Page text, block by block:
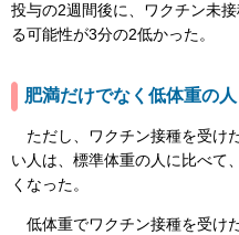
投与の2週間後に、ワクチン未
る可能性が3分の2低かった。
肥満だけでなく低体重の
ただし、ワクチン接種を受け
い人は、標準体重の人に比べて
くなった。
低体重でワクチン接種を受け